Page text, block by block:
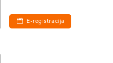
E-registracija